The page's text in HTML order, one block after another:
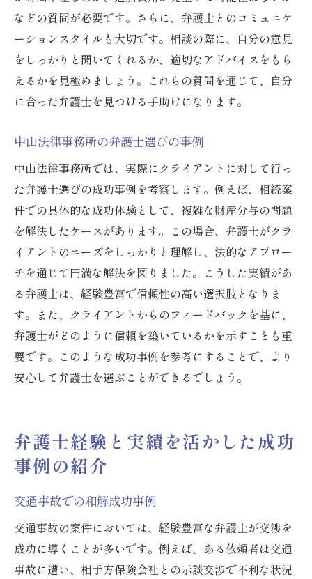
などの質問が必要です。さらに、弁護士とのコミュニケ
ーションスタイルも大切です。相談の際に、自分の意見
をしっかりと聞いてくれるか、適切なアドバイスをもら
えるかを見極めましょう。これらの質問を通じて、自分
に合った弁護士を見つける手助けになります。
中山法律事務所の弁護士選びの事例
中山法律事務所では、実際にクライアントに対して行っ
た弁護士選びの成功事例を考察します。例えば、相続案
件での具体的な成功体験として、複雑な財産分与の問題
を解決したケースがあります。この場合、弁護士がクラ
イアントのニーズをしっかりと理解し、法的なアプロー
チを通じて円満な解決を図りました。こうした実績があ
る弁護士は、経験豊富で信頼性の高い選択肢となりま
す。また、クライアントからのフィードバックを基に、
弁護士がどのように信頼を築いているかを示すことも重
要です。このような成功事例を参考にすることで、より
安心して弁護士を選ぶことができるでしょう。
弁護士経験と実績を活かした成功
事例の紹介
交通事故での和解成功事例
交通事故の案件においては、経験豊富な弁護士が交渉を
成功に導くことが多いです。例えば、ある依頼者は交通
事故に遭い、相手方保険会社との示談交渉で不利な状況